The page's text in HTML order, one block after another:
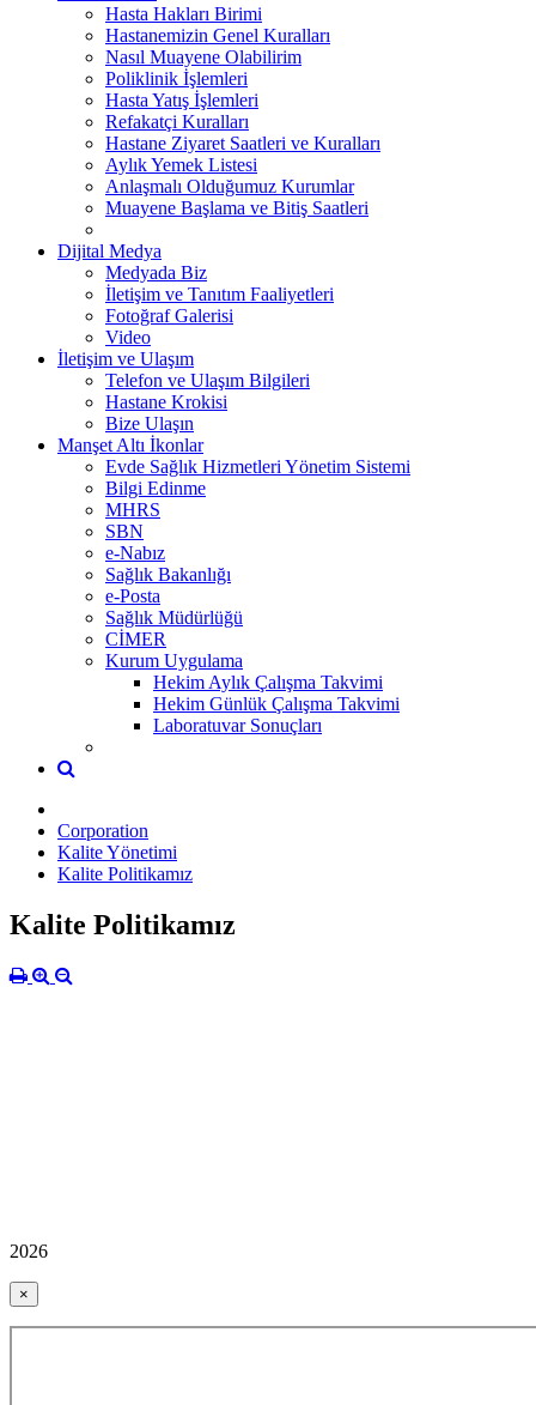
Hasta Hakları Birimi
Hastanemizin Genel Kuralları
Nasıl Muayene Olabilirim
Poliklinik İşlemleri
Hasta Yatış İşlemleri
Refakatçi Kuralları
Hastane Ziyaret Saatleri ve Kuralları
Aylık Yemek Listesi
Anlaşmalı Olduğumuz Kurumlar
Muayene Başlama ve Bitiş Saatleri
Dijital Medya
Medyada Biz
İletişim ve Tanıtım Faaliyetleri
Fotoğraf Galerisi
Video
İletişim ve Ulaşım
Telefon ve Ulaşım Bilgileri
Hastane Krokisi
Bize Ulaşın
Manşet Altı İkonlar
Evde Sağlık Hizmetleri Yönetim Sistemi
Bilgi Edinme
MHRS
SBN
e-Nabız
Sağlık Bakanlığı
e-Posta
Sağlık Müdürlüğü
CİMER
Kurum Uygulama
Hekim Aylık Çalışma Takvimi
Hekim Günlük Çalışma Takvimi
Laboratuvar Sonuçları
Corporation
Kalite Yönetimi
Kalite Politikamız
Kalite Politikamız
2026
×